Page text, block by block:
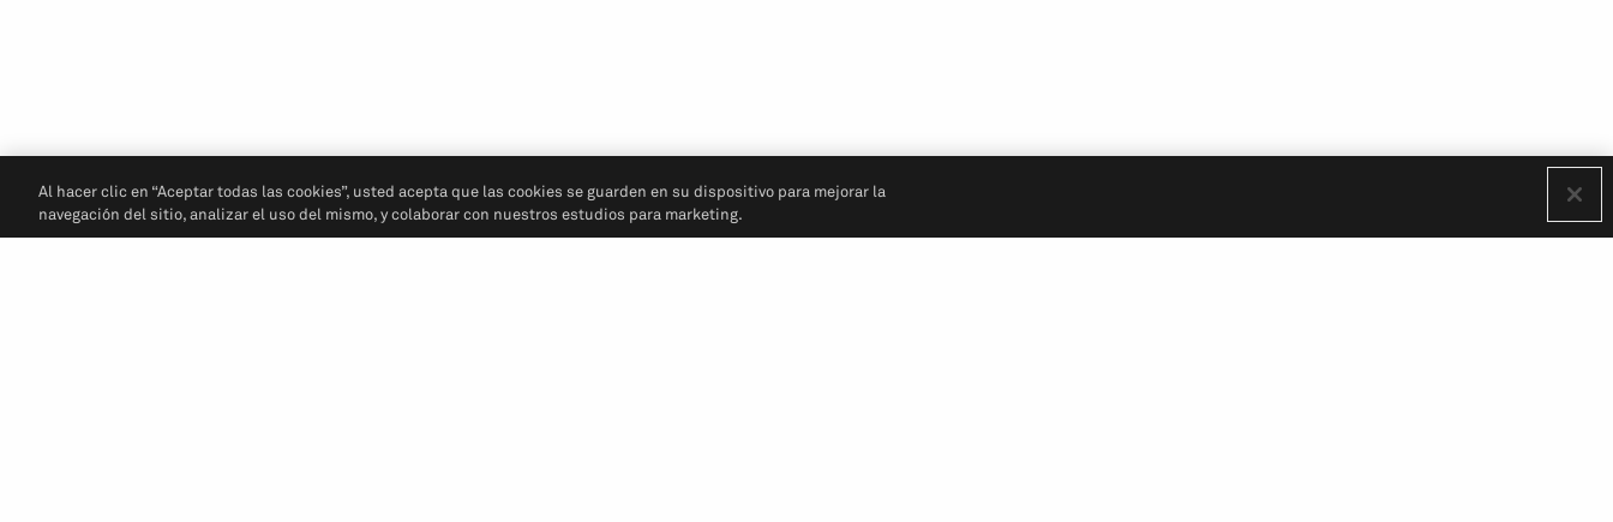
Al hacer clic en “Aceptar todas las cookies”, usted acepta que las cookies se guarden en su dispositivo para mejorar la
navegación del sitio, analizar el uso del mismo, y colaborar con nuestros estudios para marketing.